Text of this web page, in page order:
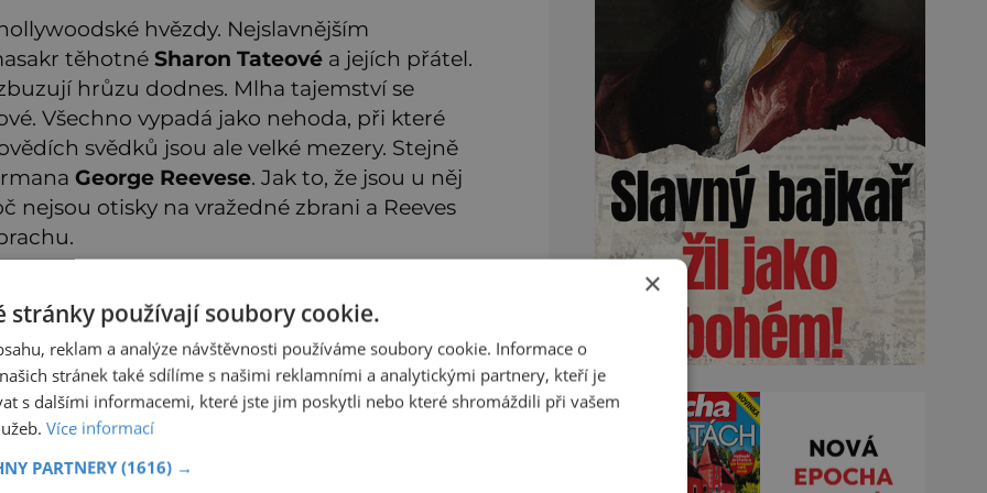
hvězdy. Nejslavnějším
těhotné Sharon Tateové a jejích přátel.
hrůzu dodnes. Mlha tajemství se
Všechno vypadá jako nehoda, při které
svědků jsou ale velké mezery. Stejně
George Reevese. Jak to, že jsou u něj
nejsou otisky na vražedné zbrani a Reeves
zakoupíte
ZDE
×
stránky používají soubory cookie.
reklam a analýze návštěvnosti používáme soubory cookie. Informace o
stránek také sdílíme s našimi reklamními a analytickými partnery, kteří je
s dalšími informacemi, které jste jim poskytli nebo které shromáždili při vašem
Více informací
PARTNERY (1616) →